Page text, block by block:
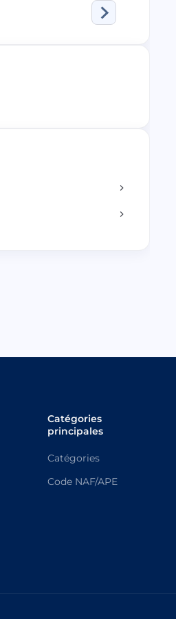
Catégories
principales
Catégories
Code NAF/APE